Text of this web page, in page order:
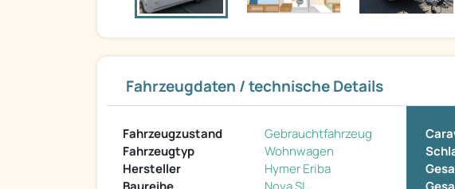
Fahrzeugdaten / technische Details
Fahrzeugzustand
Gebrauchtfahrzeug
Fahrzeugtyp
Wohnwagen
Hersteller
Hymer Eriba